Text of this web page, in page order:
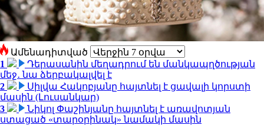
Ամենադիտված
1
Դերասանին մեղադրում են մանկապղծության
մեջ․ նա ձերբակալվել է
2
Սիլվա Հակոբյանը հայտնել է ցավալի կորստի
մասին (Լուսանկար)
3
Նիկոլ Փաշինյանը հայտնել է առավոտյան
ստացած «տարօրինակ» նամակի մասին